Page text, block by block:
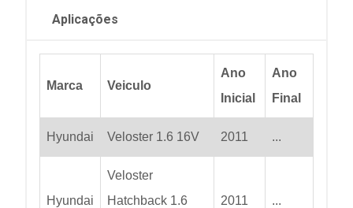
Aplicações
Marca Veiculo
Ano
Inicial
Ano
Final
Hyundai Veloster 1.6 16V 2011 ...
Hyundai
Veloster
Hatchback 1.6
2011 ...